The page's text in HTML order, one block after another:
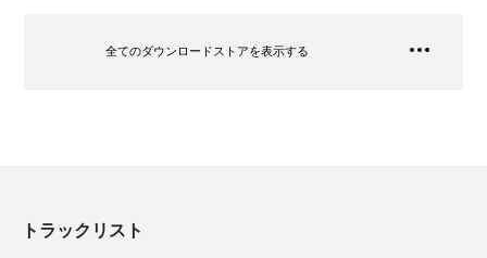
全てのダウンロードストアを表示する
トラックリスト